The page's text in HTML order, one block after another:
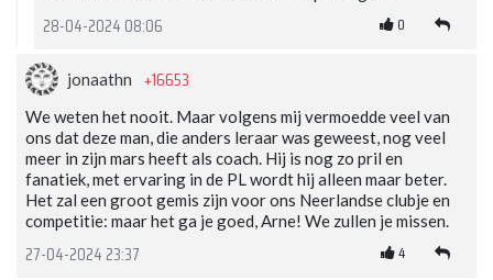
28-04-2024 08:06 0
jonaathn +16653
We weten het nooit. Maar volgens mij vermoedde veel van
ons dat deze man, die anders leraar was geweest, nog veel
meer in zijn mars heeft als coach. Hij is nog zo pril en
fanatiek, met ervaring in de PL wordt hij alleen maar beter.
Het zal een groot gemis zijn voor ons Neerlandse clubje en
competitie: maar het ga je goed, Arne! We zullen je missen.
27-04-2024 23:37 4